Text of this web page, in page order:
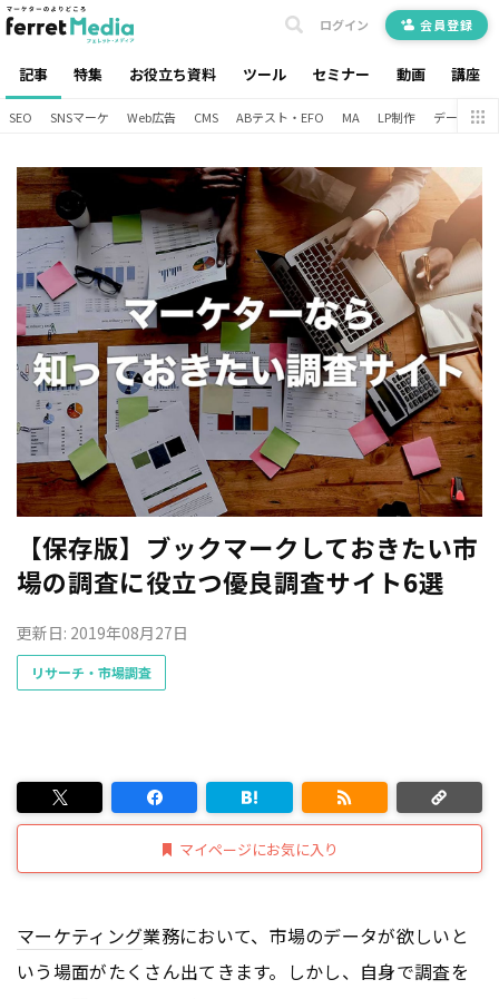
記事 特集 お役立ち資料 ツール セミナー 動画 講座
ログイン 会員登録
SEO SNSマーケ Web広告 CMS ABテスト・EFO MA LP制作 データ分析
【保存版】ブックマークしておきたい市
場の調査に役立つ優良調査サイト6選
更新日: 2019年08月27日
リサーチ・市場調査
マイページにお気に入り
マーケティング業務において、市場のデータが欲しいと
いう場面がたくさん出てきます。しかし、自身で調査を